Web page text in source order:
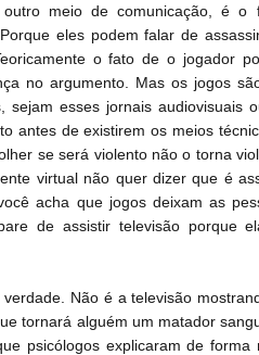
meio de comunicação, é o
eles podem falar de
o fato de o jogador
no argumento. Mas os jogos
sejam esses jornais audiovisuais
antes de existirem os meios
se será violento não o torna
virtual não quer dizer que é
acha que jogos deixam as
de assistir televisão porque
Não é a televisão
tornará alguém um matador
psicólogos explicaram de forma